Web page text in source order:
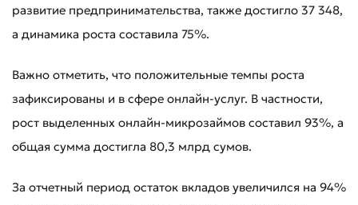
Оцените качество обслуживания
Оставить обращение
развитие предпринимательства, также достигло 37 348,
а динамика роста составила 75%.
Важно отметить, что положительные темпы роста
зафиксированы и в сфере онлайн-услуг. В частности,
рост выделенных онлайн-микрозаймов составил 93%, а
общая сумма достигла 80,3 млрд сумов.
За отчетный период остаток вкладов увеличился на 94%